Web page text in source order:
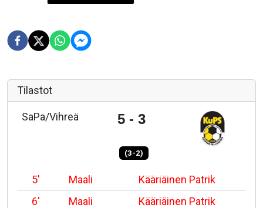
Tilastot
SaPa/Vihreä 5 - 3
(3-2)
5' Maali
Kääriäinen Patrik
6'
Maali
Kääriäinen Patrik